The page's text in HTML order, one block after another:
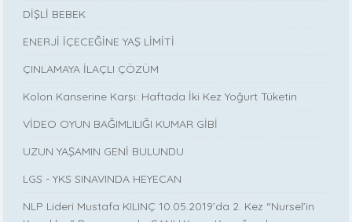
DİŞLİ BEBEK
ENERJİ İÇECEĞİNE YAŞ LİMİTİ
ÇINLAMAYA İLAÇLI ÇÖZÜM
Kolon Kanserine Karşı: Haftada İki Kez Yoğurt Tüketin
VİDEO OYUN BAĞIMLILIĞI KUMAR GİBİ
UZUN YAŞAMIN GENİ BULUNDU
LGS - YKS SINAVINDA HEYECAN
NLP Lideri Mustafa KILINÇ 10.05.2019’da 2. Kez “Nursel’in